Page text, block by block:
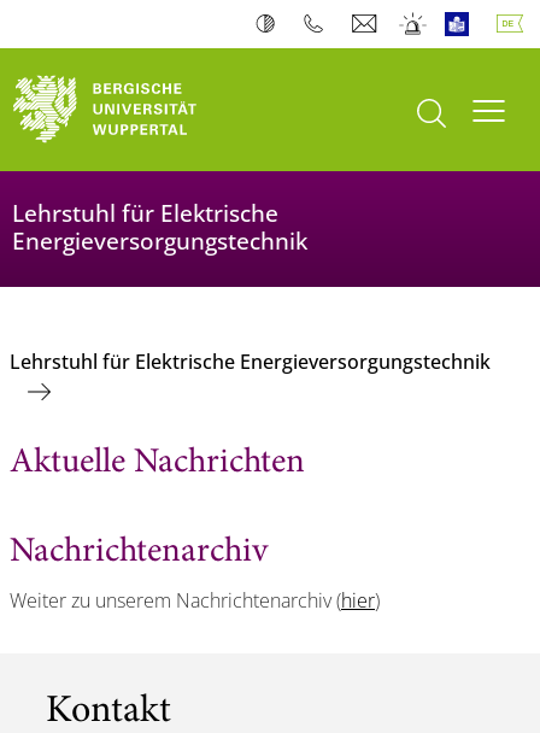
Suche öffnen
Lehrstuhl für Elektrische
Energieversorgungstechnik
Lehrstuhl für Elektrische Energieversorgungstechnik
Aktuelle Nachrichten
Nachrichtenarchiv
Weiter zu unserem Nachrichtenarchiv (hier)
Kontakt